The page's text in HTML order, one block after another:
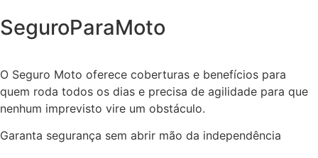
SeguroParaMoto
O Seguro Moto oferece coberturas e benefícios para
quem roda todos os dias e precisa de agilidade para que
nenhum imprevisto vire um obstáculo.
Garanta segurança sem abrir mão da independência